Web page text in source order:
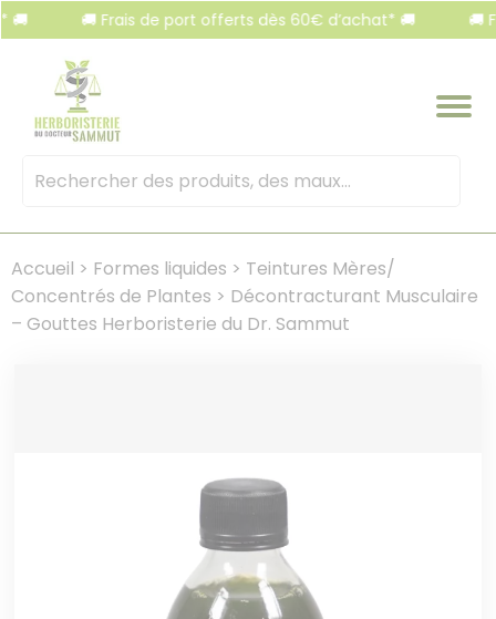
🚚 Frais de port offerts dès 60€ d’achat* 🚚 🚚
Mots
Accueil > Formes liquides > Teintures Mères/
Concentrés de Plantes > Décontracturant Musculaire
– Gouttes Herboristerie du Dr. Sammut
Panneau de gestion des cookies